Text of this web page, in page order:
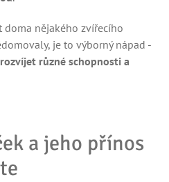
doma nějakého zvířecího
je to výborný nápad -
různé schopnosti a
a jeho přínos